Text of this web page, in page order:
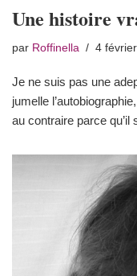
Une histoire
par Roffinella 4
Je ne suis pas une
jumelle
au contraire parce qu’il